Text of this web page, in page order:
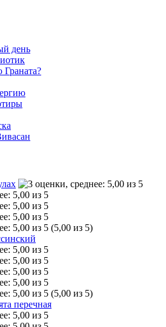
день
Граната?
(5,00 из 5)
(5,00 из 5)
перечная